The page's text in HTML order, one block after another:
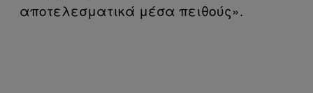
αποτελεσματικά μέσα πειθούς».